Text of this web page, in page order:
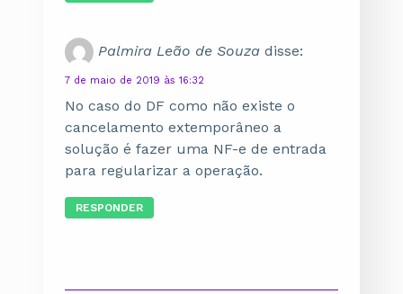
Palmira Leão de Souza disse:
7 de maio de 2019 às 16:32
No caso do DF como não existe o
cancelamento extemporâneo a
solução é fazer uma NF-e de entrada
para regularizar a operação.
RESPONDER